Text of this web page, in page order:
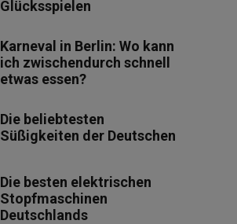
Glücksspielen
Karneval in Berlin: Wo kann
ich zwischendurch schnell
etwas essen?
Die beliebtesten
Süßigkeiten der Deutschen
Die besten elektrischen
Stopfmaschinen
Deutschlands